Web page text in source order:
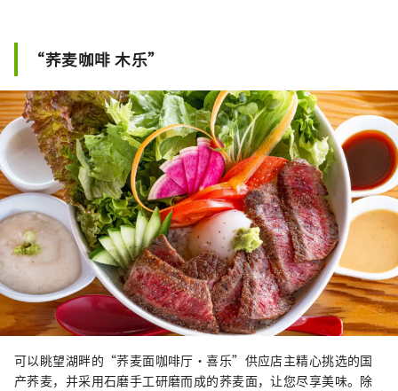
“荞麦咖啡 木乐”
可以眺望湖畔的“荞麦面咖啡厅·喜乐”供应店主精心挑选的国
产荞麦，并采用石磨手工研磨而成的荞麦面，让您尽享美味。除